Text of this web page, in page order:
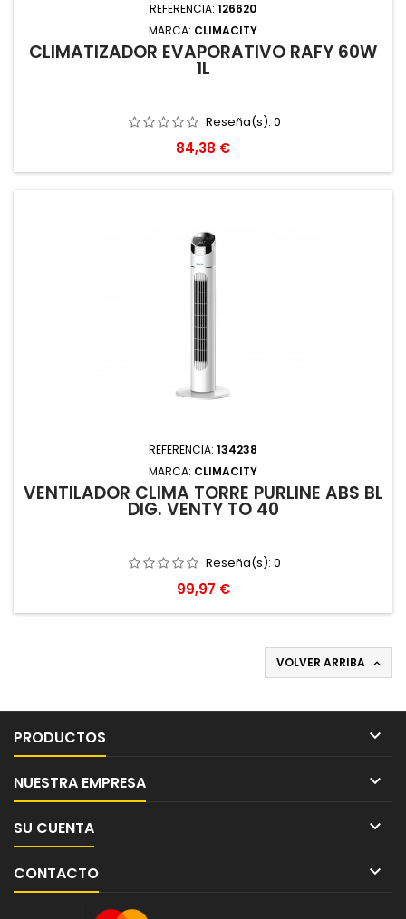
REFERENCIA: 126620
MARCA: CLIMACITY
CLIMATIZADOR EVAPORATIVO RAFY 60W
1L
Reseña(s): 0
Precio
84,38 €
REFERENCIA: 134238
MARCA: CLIMACITY
VENTILADOR CLIMA TORRE PURLINE ABS BL
DIG. VENTY TO 40
Reseña(s): 0
Precio
99,97 €
VOLVER ARRIBA 
PRODUCTOS 
NUESTRA EMPRESA 
SU CUENTA 
CONTACTO 